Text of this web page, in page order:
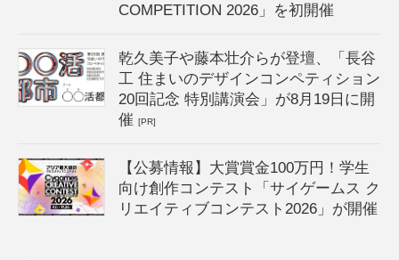
COMPETITION 2026」を初開催
乾久美子や藤本壮介らが登壇、「長谷
工 住まいのデザインコンペティション
20回記念 特別講演会」が8月19日に開
催[PR]
【公募情報】大賞賞金100万円！学生
向け創作コンテスト「サイゲームス ク
リエイティブコンテスト2026」が開催